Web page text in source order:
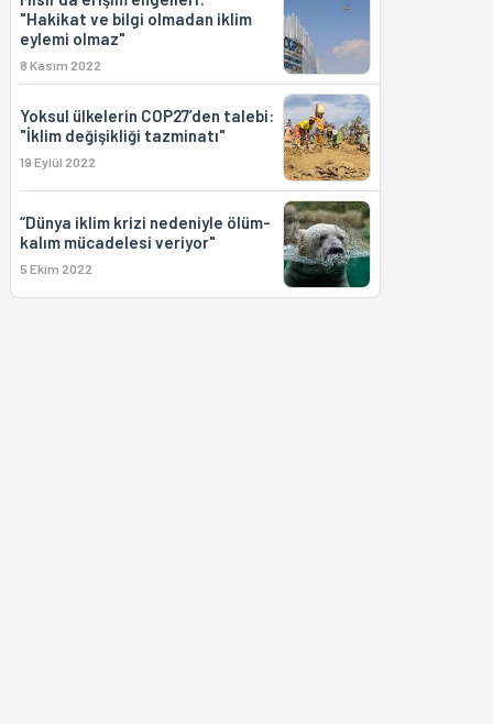
"Hakikat ve bilgi olmadan iklim
eylemi olmaz"
8 Kasım 2022
Yoksul ülkelerin COP27’den talebi:
"İklim değişikliği tazminatı"
19 Eylül 2022
“Dünya iklim krizi nedeniyle ölüm-
kalım mücadelesi veriyor"
5 Ekim 2022